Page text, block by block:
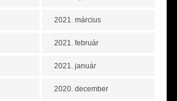
2021. március
2021. február
2021. január
2020. december